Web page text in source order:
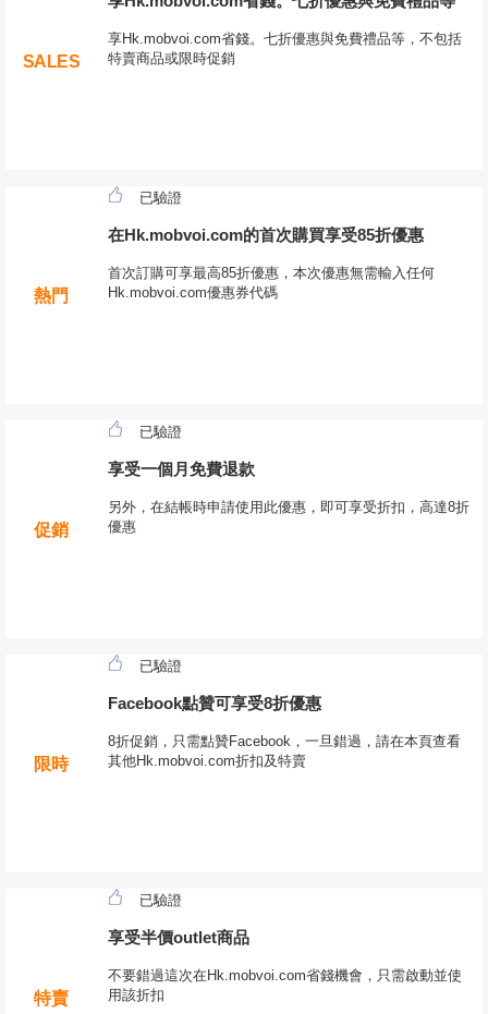
SALES
享Hk.mobvoi.com省錢。七折優惠與免費禮品等，不包括
特賣商品或限時促銷
熱門
已驗證
在Hk.mobvoi.com的首次購買享受85折優惠
首次訂購可享最高85折優惠，本次優惠無需輸入任何
Hk.mobvoi.com優惠券代碼
促銷
已驗證
享受一個月免費退款
另外，在結帳時申請使用此優惠，即可享受折扣，高達8折
優惠
限時
已驗證
Facebook點贊可享受8折優惠
8折促銷，只需點贊Facebook，一旦錯過，請在本頁查看
其他Hk.mobvoi.com折扣及特賣
特賣
已驗證
享受半價outlet商品
不要錯過這次在Hk.mobvoi.com省錢機會，只需啟動並使
用該折扣